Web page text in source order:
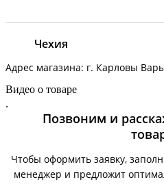
Чехия
Адрес магазина: г. Карловы
Видео о товаре
.
Позвоним и
Чтобы оформить заявку,
менеджер и предложит